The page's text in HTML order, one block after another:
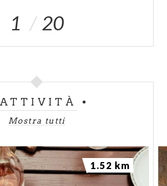
1 20
ATTIVITÀ
Mostra tutti
1.52 km